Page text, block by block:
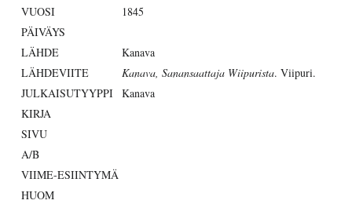
VUOSI
1845
PÄIVÄYS
LÄHDE
Kanava
LÄHDEVIITE
Kanava, Sanansaattaja Wiipurista. Viipuri.
JULKAISUTYYPPI Kanava
KIRJA
SIVU
A/B
VIIME-ESIINTYMÄ
HUOM